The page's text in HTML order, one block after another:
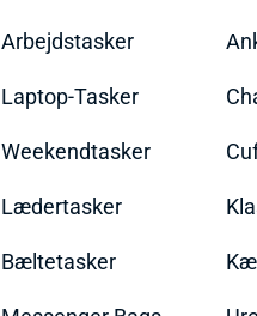
Arbejdstasker
Laptop-Tasker
Weekendtasker
Lædertasker
Bæltetasker